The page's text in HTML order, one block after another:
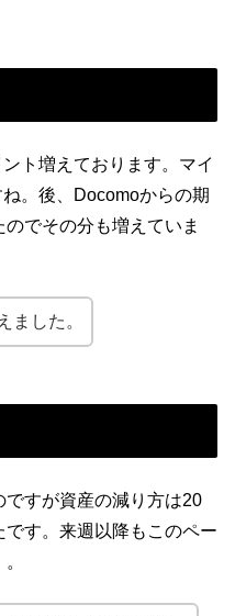
ト増えております。マイ
。後、Docomoからの期
でその分も増えていま
ました。
すが資産の減り方は20
す。来週以降もこのペー